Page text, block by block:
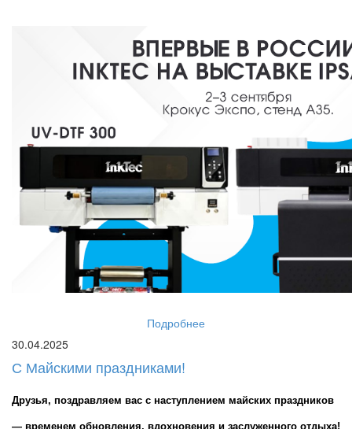
Подробнее
30.04.2025
С Майскими праздниками!
Друзья, поздравляем вас с наступлением майских праздников
— временем обновления, вдохновения и заслуженного отдыха!